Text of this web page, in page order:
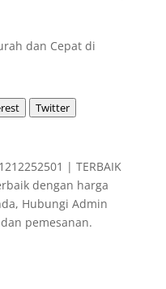
Twitter
| TERBAIK
dengan harga
Hubungi Admin
pemesanan.